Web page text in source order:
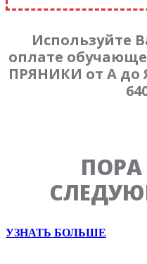
Используйте
оплате
ПРЯНИКИ от А до
ПОРА
УЗНАТЬ БОЛЬШЕ